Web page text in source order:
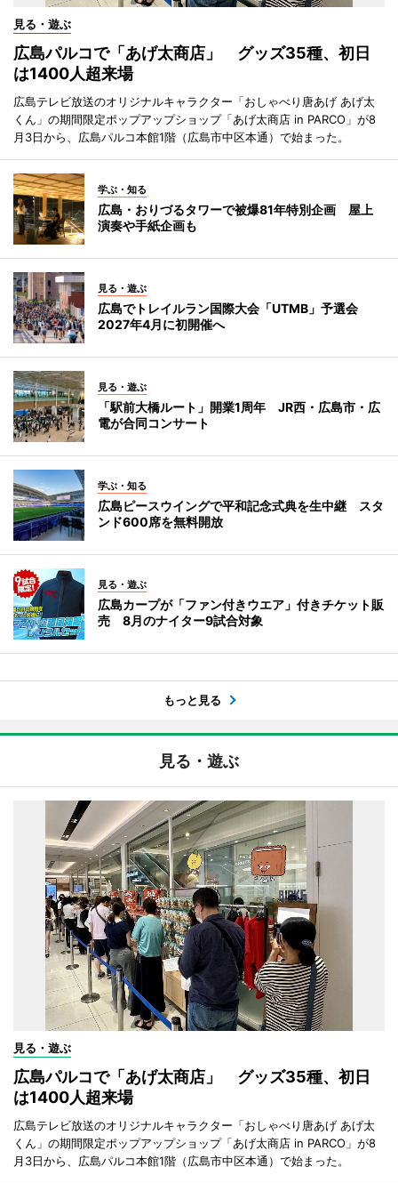
見る・遊ぶ
広島パルコで「あげ太商店」 グッズ35種、初日
は1400人超来場
広島テレビ放送のオリジナルキャラクター「おしゃべり唐あげ あげ太
くん」の期間限定ポップアップショップ「あげ太商店 in PARCO」が8
月3日から、広島パルコ本館1階（広島市中区本通）で始まった。
学ぶ・知る
広島・おりづるタワーで被爆81年特別企画 屋上
演奏や手紙企画も
見る・遊ぶ
広島でトレイルラン国際大会「UTMB」予選会
2027年4月に初開催へ
見る・遊ぶ
「駅前大橋ルート」開業1周年 JR西・広島市・広
電が合同コンサート
学ぶ・知る
広島ピースウイングで平和記念式典を生中継 スタ
ンド600席を無料開放
見る・遊ぶ
広島カープが「ファン付きウエア」付きチケット販
売 8月のナイター9試合対象
もっと見る
見る・遊ぶ
見る・遊ぶ
広島パルコで「あげ太商店」 グッズ35種、初日
は1400人超来場
広島テレビ放送のオリジナルキャラクター「おしゃべり唐あげ あげ太
くん」の期間限定ポップアップショップ「あげ太商店 in PARCO」が8
月3日から、広島パルコ本館1階（広島市中区本通）で始まった。